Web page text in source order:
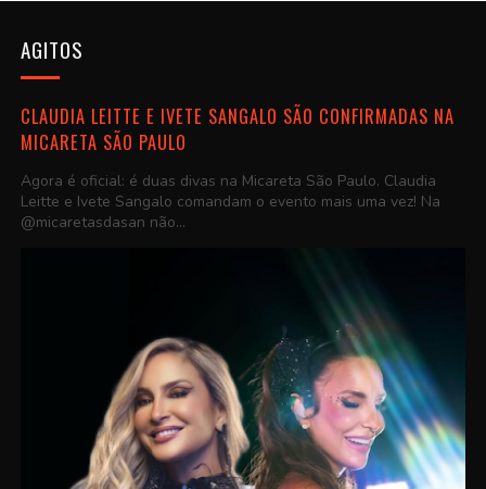
AGITOS
CLAUDIA LEITTE E IVETE SANGALO SÃO CONFIRMADAS NA
MICARETA SÃO PAULO
Agora é oficial: é duas divas na Micareta São Paulo. Claudia
Leitte e Ivete Sangalo comandam o evento mais uma vez! Na
@micaretasdasan não...